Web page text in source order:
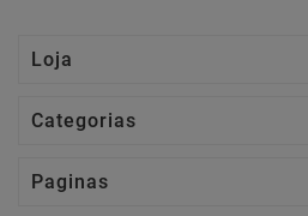
Loja
Categorias
Paginas